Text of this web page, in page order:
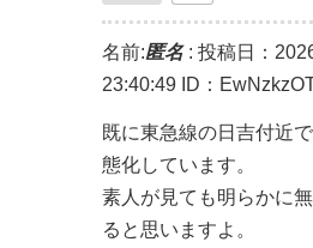
名前:匿名: 投稿日：
23:40:49 ID：
既に東急線の日吉付近
態化しています。
素人が見ても明らかに
ると思いますよ。